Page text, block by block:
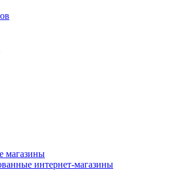
магазины
интернет-магазины